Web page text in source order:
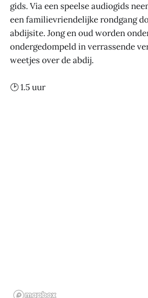
gids. Via een speelse audiogids
een familievriendelijke rondgang
abdijsite. Jong en oud worden
ondergedompeld in verrassende
weetjes over de abdij.
🕑 1.5 uur